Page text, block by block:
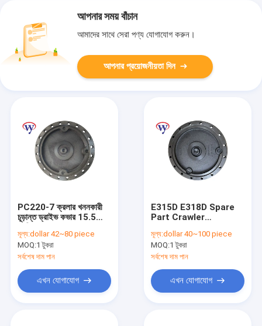
আপনার সময় বাঁচান
আমাদের সাথে সেরা পণ্য যোগাযোগ করুন।
আপনার প্রয়োজনীয়তা দিন
PC220-7 ক্রলার খননকারী
চূড়ান্ত ড্রাইভ কভার 15.5
কোমাটসু খননকারী খুচরা যন্ত্রাংশ
মূল্য:dollar 42~80 piece
MOQ:1 টুকরা
সর্বশেষ দাম পান
এখন যোগাযোগ
E315D E318D Spare
Part Crawler
Parts Cover
মূল্য:dollar 40~100 piece
MOQ:1 টুকরা
সর্বশেষ দাম পান
এখন যোগাযোগ